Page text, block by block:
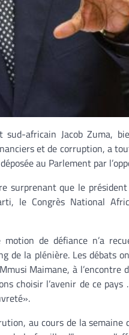
sud-africain Jacob Zuma,
et de corruption, a
au Parlement par
surprenant que le
le Congrès National
motion de défiance n’a
de la plénière. Les débats
Maimane, à
choisir l’avenir de ce
au cours de la semaine